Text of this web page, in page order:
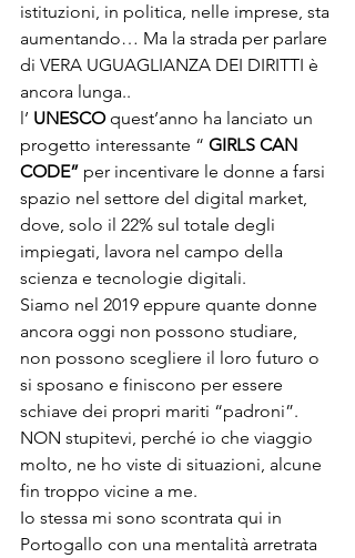
istituzioni, in politica, nelle imprese, sta
aumentando… Ma la strada per parlare
di VERA UGUAGLIANZA DEI DIRITTI è
ancora lunga..
l’ UNESCO quest’anno ha lanciato un
progetto interessante “ GIRLS CAN
CODE” per incentivare le donne a farsi
spazio nel settore del digital market,
dove, solo il 22% sul totale degli
impiegati, lavora nel campo della
scienza e tecnologie digitali.
Siamo nel 2019 eppure quante donne
ancora oggi non possono studiare,
non possono scegliere il loro futuro o
si sposano e finiscono per essere
schiave dei propri mariti “padroni”.
NON stupitevi, perché io che viaggio
molto, ne ho viste di situazioni, alcune
fin troppo vicine a me.
Io stessa mi sono scontrata qui in
Portogallo con una mentalità arretrata